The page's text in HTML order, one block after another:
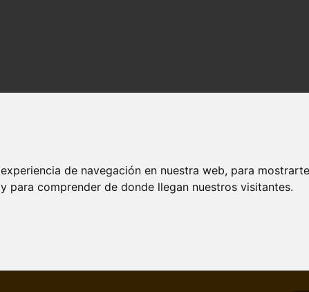
de navegación en nuestra web, para
para comprender de donde llegan nuestros visitantes.